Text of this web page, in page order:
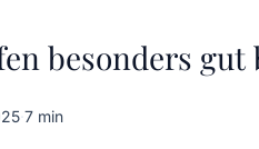
besonders
·7 min